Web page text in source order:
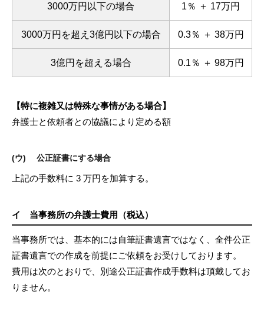
3000万円以下の場合 1％ ＋ 17万円
3000万円を超え3億円以下の場合 0.3％ ＋ 38万円
3億円を超える場合 0.1％ ＋ 98万円
【特に複雑又は特殊な事情がある場合】
弁護士と依頼者との協議により定める額
(ウ) 公正証書にする場合
上記の手数料に 3 万円を加算する。
イ 当事務所の弁護士費用（税込）
当事務所では、基本的には自筆証書遺言ではなく、全件公正
証書遺言での作成を前提にご依頼をお受けしております。
費用は次のとおりで、別途公正証書作成手数料は頂戴してお
りません。